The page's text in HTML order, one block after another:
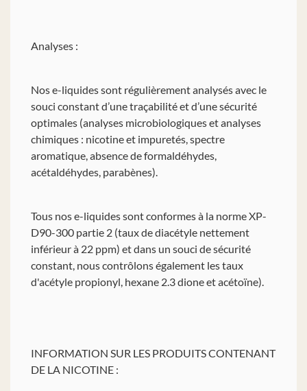
Analyses :
Nos e-liquides sont régulièrement analysés avec le
souci constant d’une traçabilité et d’une sécurité
optimales (analyses microbiologiques et analyses
chimiques : nicotine et impuretés, spectre
aromatique, absence de formaldéhydes,
acétaldéhydes, parabènes).
Tous nos e-liquides sont conformes à la norme XP-
D90-300 partie 2 (taux de diacétyle nettement
inférieur à 22 ppm) et dans un souci de sécurité
constant, nous contrôlons également les taux
d'acétyle propionyl, hexane 2.3 dione et acétoïne).
INFORMATION SUR LES PRODUITS CONTENANT
DE LA NICOTINE :